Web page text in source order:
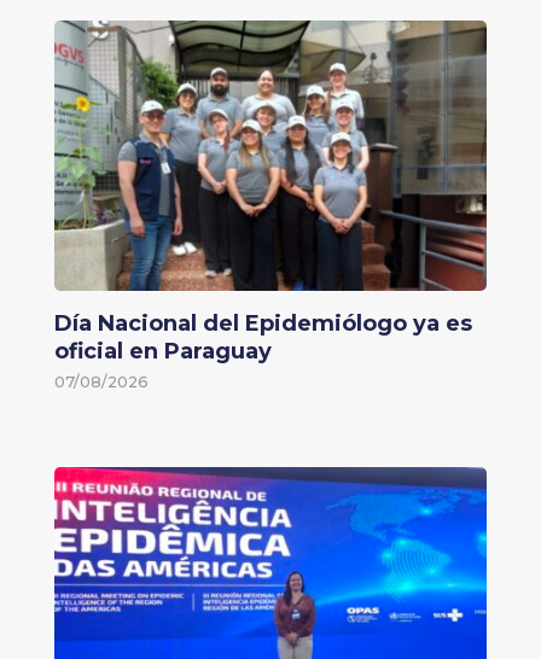
Día Nacional del Epidemiólogo ya es
oficial en Paraguay
07/08/2026